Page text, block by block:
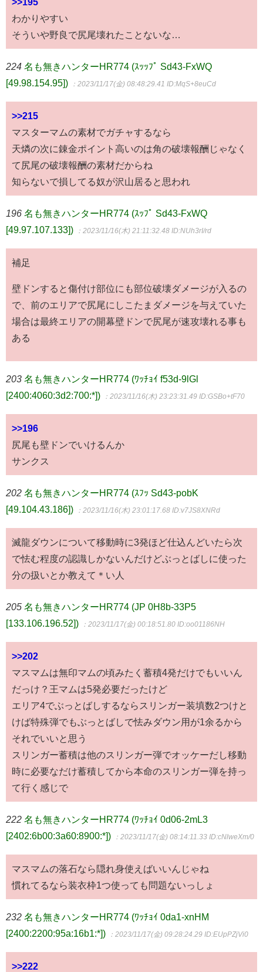
わかりやすい
そういや野良で尻尾壊れたことないな…
224 名も無きハンターHR774 (ｽｯｯﾌﾟ Sd43-FxWQ
[49.98.154.95])
：2023/11/17(金) 08:48:29.41 ID:MqS+8euCd
>>215
マスターマムの素材でガチャするなら
天燐の次に錬金ポイント高いのは角の破壊報酬じゃなく
て尻尾の破壊報酬の素材だからね
知らないで損してる奴が沢山居ると思われ
196 名も無きハンターHR774 (ｽｯﾌﾟ Sd43-FxWQ
[49.97.107.133])
：2023/11/16(木) 21:11:32.48 ID:NUh3rI/rd
補足
壁ドンすると傷付け部位にも部位破壊ダメージが入るの
で、前のエリアで尻尾にしこたまダメージを与えていた
場合は最終エリアの開幕壁ドンで尻尾が速攻壊れる事も
ある
203 名も無きハンターHR774 (ﾜｯﾁｮｲ f53d-9lGl
[2400:4060:3d2:700:*])
：2023/11/16(木) 23:23:31.49 ID:GSBo+tF70
>>196
尻尾も壁ドンでいけるんか
サンクス
202 名も無きハンターHR774 (ｽﾌｯ Sd43-pobK
[49.104.43.186])
：2023/11/16(木) 23:01:17.68 ID:v7JS8XNRd
滅龍ダウンについて移動時に3発ほど仕込んどいたら次
で怯む程度の認識しかないんだけどぶっとばしに使った
分の扱いとか教えて＊い人
205 名も無きハンターHR774 (JP 0H8b-33P5
[133.106.196.52])
：2023/11/17(金) 00:18:51.80 ID:oo01186NH
>>202
マスマムは無印マムの頃みたく蓄積4発だけでもいいん
だっけ？王マムは5発必要だったけど
エリア4でぶっとばしするならスリンガー装填数2つけと
けば特殊弾でもぶっとばしで怯みダウン用が1余るから
それでいいと思う
スリンガー蓄積は他のスリンガー弾でオッケーだし移動
時に必要なだけ蓄積してから本命のスリンガー弾を持っ
て行く感じで
222 名も無きハンターHR774 (ﾜｯﾁｮｲ 0d06-2mL3
[2402:6b00:3a60:8900:*])
：2023/11/17(金) 08:14:11.33 ID:cNlweXm/0
マスマムの落石なら隠れ身使えばいいんじゃね
慣れてるなら装衣枠1つ使っても問題ないっしょ
232 名も無きハンターHR774 (ﾜｯﾁｮｲ 0da1-xnHM
[2400:2200:95a:16b1:*])
：2023/11/17(金) 09:28:24.29 ID:EUpPZjVi0
>>222